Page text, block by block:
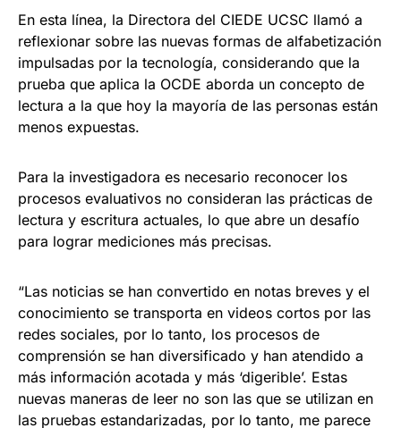
En esta línea, la Directora del CIEDE UCSC llamó a
reflexionar sobre las nuevas formas de alfabetización
impulsadas por la tecnología, considerando que la
prueba que aplica la OCDE aborda un concepto de
lectura a la que hoy la mayoría de las personas están
menos expuestas.
Para la investigadora es necesario reconocer los
procesos evaluativos no consideran las prácticas de
lectura y escritura actuales, lo que abre un desafío
para lograr mediciones más precisas.
“Las noticias se han convertido en notas breves y el
conocimiento se transporta en videos cortos por las
redes sociales, por lo tanto, los procesos de
comprensión se han diversificado y han atendido a
más información acotada y más ‘digerible’. Estas
nuevas maneras de leer no son las que se utilizan en
las pruebas estandarizadas, por lo tanto, me parece